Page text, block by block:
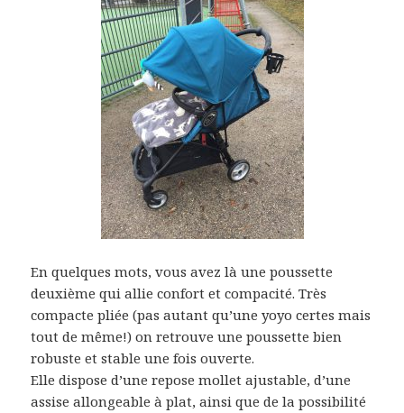
En quelques mots, vous avez là une poussette
deuxième qui allie confort et compacité. Très
compacte pliée (pas autant qu’une yoyo certes mais
tout de même!) on retrouve une poussette bien
robuste et stable une fois ouverte.
Elle dispose d’une repose mollet ajustable, d’une
assise allongeable à plat, ainsi que de la possibilité